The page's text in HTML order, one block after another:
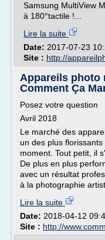
Samsung MultiView
à 180°tactile !...
Lire la suite
Date: 2017-07-23
Site : http://
Appareils photo
Comment Ça
Posez votre question
Avril 2018
Le marché des
un des plus
moment. Tout petit, il
De plus en plus
avec un résultat
à la photographie
Lire la suite
Date: 2018-04-12
Site : http://